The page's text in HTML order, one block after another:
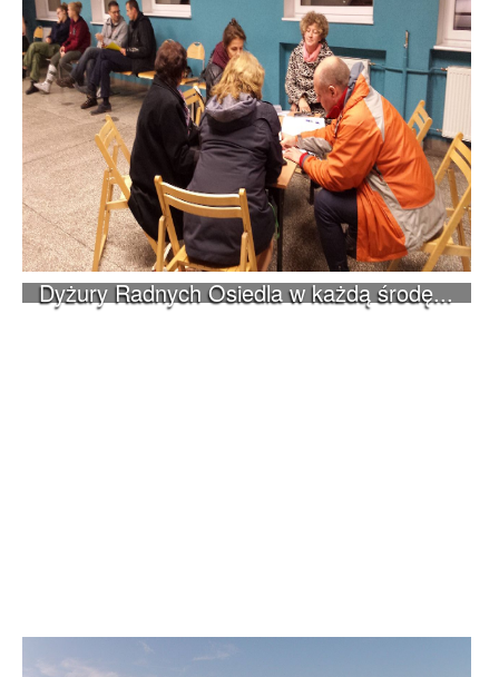
Dyżury Radnych Osiedla w każdą środę...